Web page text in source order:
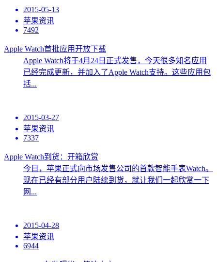
2015-05-13
苹果资讯
7492
Apple Watch首批应用开放下载
Apple Watch将于4月24日正式发售，今天很多知名应用
已经完成更新，并加入了Apple Watch支持。这些应用包
括...
2015-03-27
苹果资讯
7337
Apple Watch到货：开箱欣赏
今日，苹果正式向市场发售公司的首款智能手表Watch。
现在已经有部分用户陆续到货，就让我们一起欣赏一下
网...
2015-04-28
苹果资讯
6944